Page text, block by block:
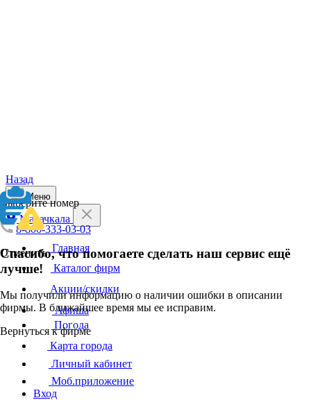
Назад
Выберите номер
8-800-333-03-03
Отменить
Спасибо, что помогаете сделать наш сервис ещё
лучше!
Мы получили информацию о наличии ошибки в описании
фирмы. В ближайшее время мы ее исправим.
Вернуться к фирме
Меню
Махачкала
Главная
Каталог фирм
Акции/скидки
Афиша
Погода
Карта города
Личный кабинет
Моб.приложение
Вход